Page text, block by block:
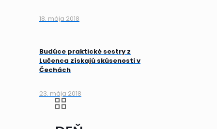
18. mája 2018
Budúce praktické sestry z
Lučenca získajú skúsenosti v
Čechách
23. mája 2018